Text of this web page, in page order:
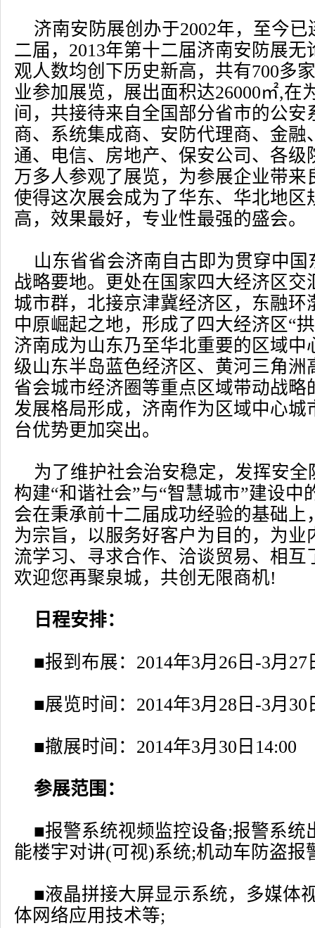
济南安防展创办于2002年，至今
二届，2013年第十二届济南安防展
观人数均创下历史新高，共有700多
业参加展览，展出面积达26000㎡,在
间，共接待来自全国部分省市的公安
商、系统集成商、安防代理商、金融
通、电信、房地产、保安公司、各级
万多人参观了展览，为参展企业带来
使得这次展会成为了华东、华北地区
高，效果最好，专业性最强的盛会。
山东省省会济南自古即为贯穿中
战略要地。更处在国家四大经济区交
城市群，北接京津冀经济区，东融环
中原崛起之地，形成了四大经济区“
济南成为山东乃至华北重要的区域中
级山东半岛蓝色经济区、黄河三角洲
省会城市经济圈等重点区域带动战略
发展格局形成，济南作为区域中心城
台优势更加突出。
为了维护社会治安稳定，发挥安
构建“和谐社会”与“智慧城市”建设中
会在秉承前十二届成功经验的基础上
为宗旨，以服务好客户为目的，为业
流学习、寻求合作、洽谈贸易、相互
欢迎您再聚泉城，共创无限商机!
日程安排：
■报到布展：2014年3月26日-3月27
■展览时间：2014年3月28日-3月30
■撤展时间：2014年3月30日14:00
参展范围：
■报警系统视频监控设备;报警系统
能楼宇对讲(可视)系统;机动车防盗报
■液晶拼接大屏显示系统，多媒体
体网络应用技术等;